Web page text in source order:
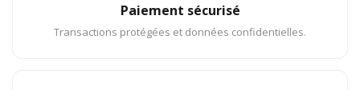
Paiement sécurisé
Transactions protégées et données confidentielles.